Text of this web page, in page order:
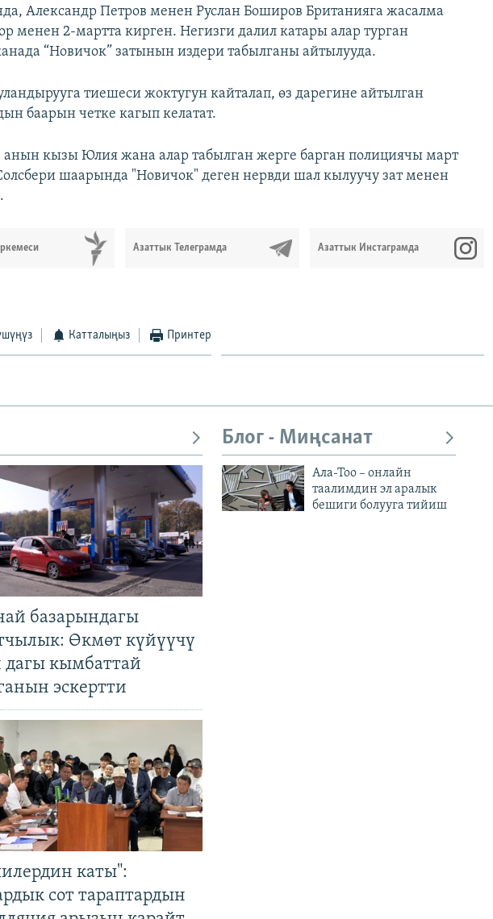
Александр Петров менен Руслан Боширов Британияга жасалма
менен 2-мартта кирген. Негизги далил катары алар турган
“Новичок” затынын издери табылганы айтылууда.
тиешеси жоктугун кайталап, өз дарегине айтылган
баарын четке кагып келатат.
анын кызы Юлия жана алар табылган жерге барган полициячы март
шаарында "Новичок" деген нервди шал кылуучу зат менен
Азаттык Телеграмда Азаттык Инстаграмда
Катталыңыз Принтер
базарындагы
Өкмөт күйүүчү
дагы кымбаттай
эскертти
каты":
сот тараптардын
Блог - Миңсанат
Ала-Тоо – онлайн
таалимдин эл аралык
бешиги болууга тийиш